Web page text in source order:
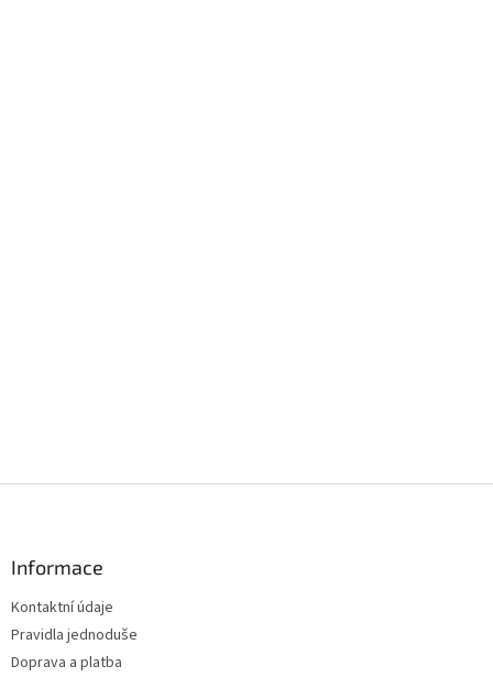
Informace
Kontaktní údaje
Pravidla jednoduše
Doprava a platba